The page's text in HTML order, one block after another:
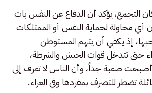
التجمع، يؤكد أن الدفاع عن النفس بات
أي محاولة لحماية النفس أو الممتلكات
إذ يكفي أن يتهم المستوطن
حتى تتدخل قوات الجيش والشرطة،
صعبة جداً، وأن الناس لا تعرف إلى
تضطر للتصرف بمفردها وفي العراء.